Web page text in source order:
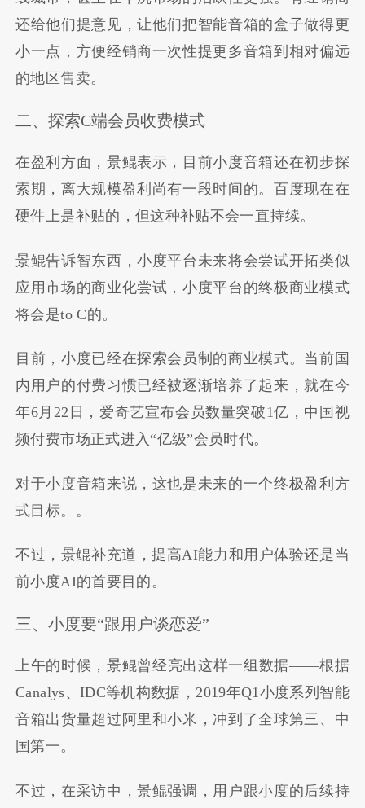
还给他们提意见，让他们把智能音箱的盒子做得更
小一点，方便经销商一次性提更多音箱到相对偏远
的地区售卖。
二、探索C端会员收费模式
在盈利方面，景鲲表示，目前小度音箱还在初步探
索期，离大规模盈利尚有一段时间的。百度现在在
硬件上是补贴的，但这种补贴不会一直持续。
景鲲告诉智东西，小度平台未来将会尝试开拓类似
应用市场的商业化尝试，小度平台的终极商业模式
将会是to C的。
目前，小度已经在探索会员制的商业模式。当前国
内用户的付费习惯已经被逐渐培养了起来，就在今
年6月22日，爱奇艺宣布会员数量突破1亿，中国视
频付费市场正式进入“亿级”会员时代。
对于小度音箱来说，这也是未来的一个终极盈利方
式目标。。
不过，景鲲补充道，提高AI能力和用户体验还是当
前小度AI的首要目的。
三、小度要“跟用户谈恋爱”
上午的时候，景鲲曾经亮出这样一组数据——根据
Canalys、IDC等机构数据，2019年Q1小度系列智能
音箱出货量超过阿里和小米，冲到了全球第三、中
国第一。
不过，在采访中，景鲲强调，用户跟小度的后续持